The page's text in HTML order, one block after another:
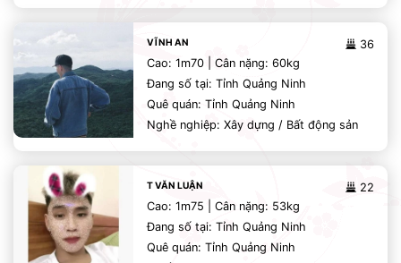
36
VĨNH AN
Cao: 1m70 | Cân nặng: 60kg
Đang số tại: Tỉnh Quảng Ninh
Quê quán: Tỉnh Quảng Ninh
Nghề nghiệp: Xây dựng / Bất động sản
22
T VĂN LUẬN
Cao: 1m75 | Cân nặng: 53kg
Đang số tại: Tỉnh Quảng Ninh
Quê quán: Tỉnh Quảng Ninh